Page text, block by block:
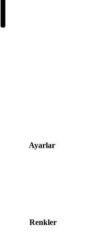
Ayarlar
Renkler